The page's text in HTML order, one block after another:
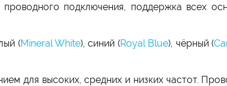
подключения, поддержка всех
(Mineral White), синий (Royal Blue), чёрный (
для высоких, средних и низких частот.